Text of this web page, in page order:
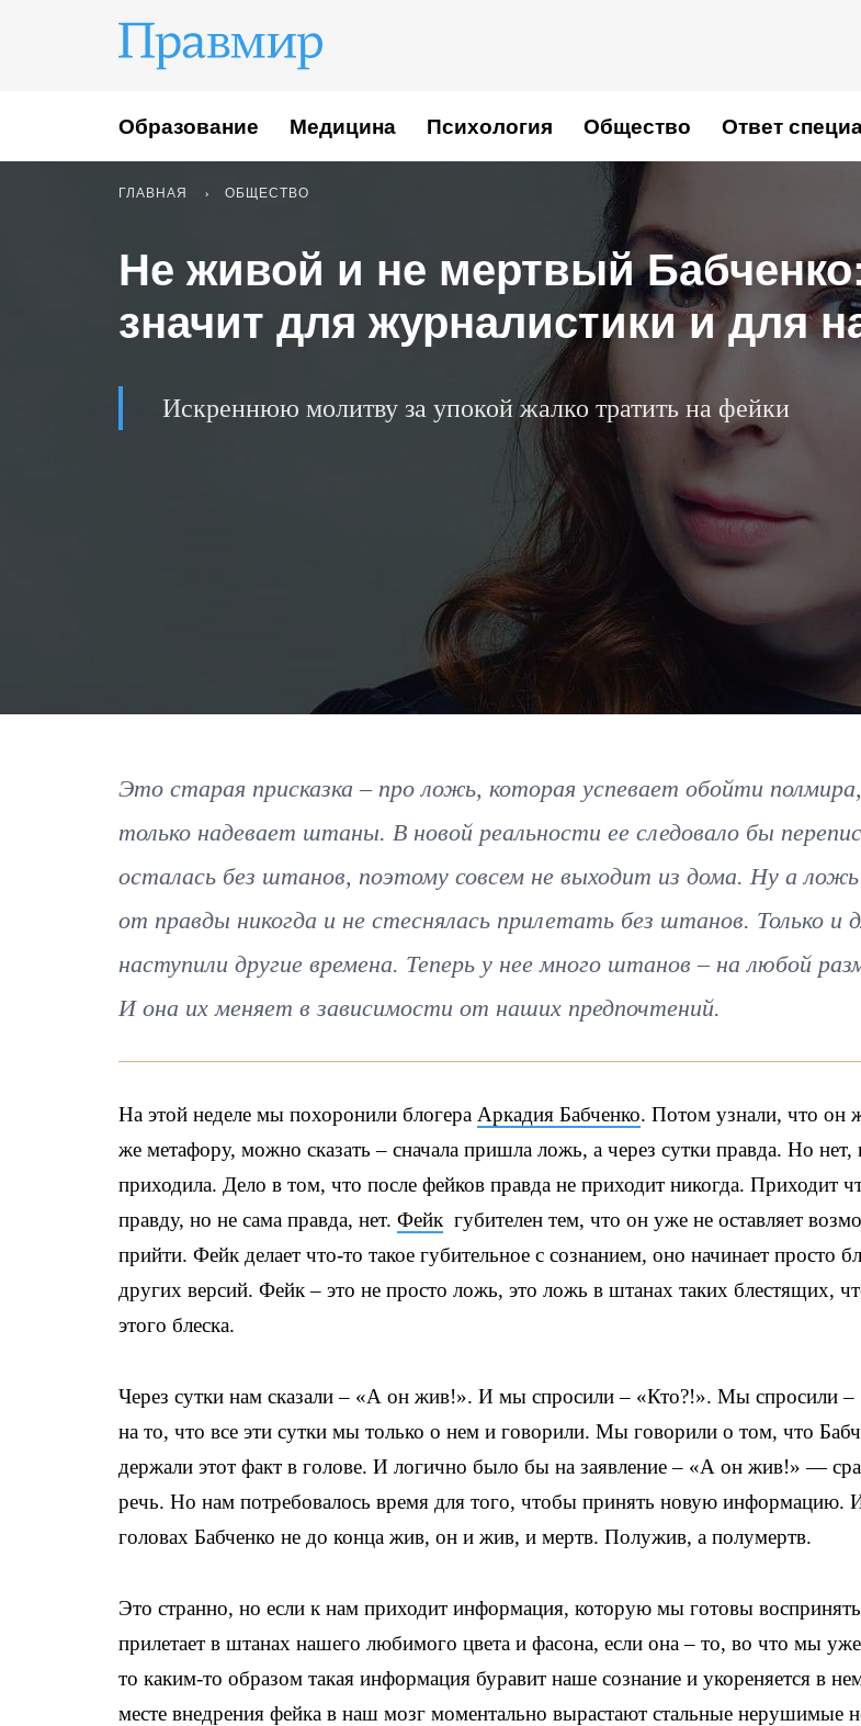
Образование Медицина Психология Общество Ответ
ГЛАВНАЯ ОБЩЕСТВО
Не живой и не мертвый
значит для журналистики и для
Искреннюю молитву за упокой жалко тратить на фейки
Это старая присказка – про ложь, которая успевает обойти
только надевает штаны. В новой реальности ее следовало бы
осталась без штанов, поэтому совсем не выходит из дома. Ну а
от правды никогда и не стеснялась прилетать без штанов. Только и
наступили другие времена. Теперь у нее много штанов – на любой
И она их меняет в зависимости от наших предпочтений.
На этой неделе мы похоронили блогера Аркадия Бабченко. Потом узнали, что он
же метафору, можно сказать – сначала пришла ложь, а через сутки правда. Но нет,
приходила. Дело в том, что после фейков правда не приходит никогда. Приходит
правду, но не сама правда, нет. Фейк губителен тем, что он уже не оставляет
прийти. Фейк делает что-то такое губительное с сознанием, оно начинает просто
других версий. Фейк – это не просто ложь, это ложь в штанах таких блестящих,
этого блеска.
Через сутки нам сказали – «А он жив!». И мы спросили – «Кто?!». Мы спросили –
на то, что все эти сутки мы только о нем и говорили. Мы говорили о том, что
держали этот факт в голове. И логично было бы на заявление – «А он жив!» —
речь. Но нам потребовалось время для того, чтобы принять новую информацию.
головах Бабченко не до конца жив, он и жив, и мертв. Полужив, а полумертв.
Это странно, но если к нам приходит информация, которую мы готовы
прилетает в штанах нашего любимого цвета и фасона, если она – то, во что мы
то каким-то образом такая информация буравит наше сознание и укореняется в
месте внедрения фейка в наш мозг моментально вырастают стальные нерушимые